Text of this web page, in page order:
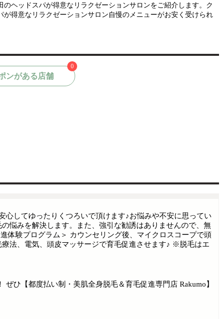
ヘッドスパが得意なリラクゼーションサロンをご紹介します。ク
得意なリラクゼーションサロン自慢のメニューがお安く受けられ
ンがある店舗
0
してゆったりくつろいで頂けます♪お悩みや不安に思ってい
悩みを解決します。また、強引な勧誘はありませんので、無
体験プログラム＞ カウンセリング後、マイクロスコープで頭
法、電気、頭皮マッサージで育毛促進させます♪ ※脱毛はエ
ひ【都度払い制・美肌全身脱毛＆育毛促進専門店 Rakumo】